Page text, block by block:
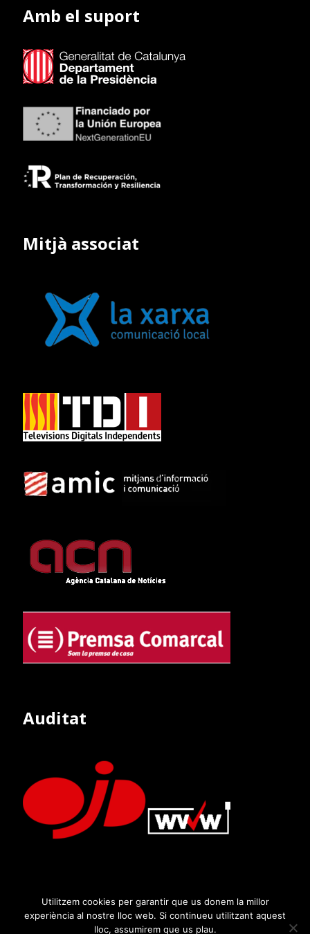
Amb el suport
Mitjà associat
Auditat
Utilitzem cookies per garantir que us donem la millor
experiència al nostre lloc web. Si continueu utilitzant aquest
lloc, assumirem que us plau.